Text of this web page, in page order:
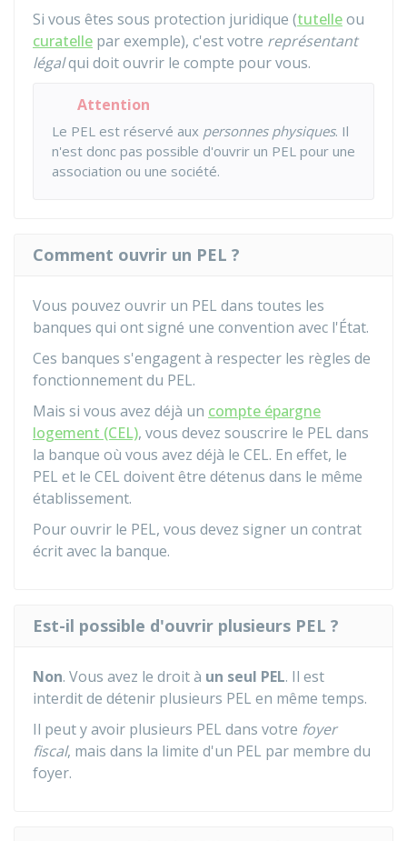
Si vous êtes sous protection juridique (tutelleou
curatelle par exemple), c'est votre représentant
légalqui doit ouvrir le compte pour vous.
Attention
Le PEL est réservé aux personnes physiques. Il
n'est donc pas possible d'ouvrir un PEL pour une
association ou une société.
Comment ouvrir un PEL ?
Vous pouvez ouvrir un PEL dans toutes les
banques qui ont signé une convention avec l'État.
Ces banques s'engagent à respecter les règles de
fonctionnement du PEL.
Mais si vous avez déjà un compte épargne
logement (CEL), vous devez souscrire le PEL dans
la banque où vous avez déjà le CEL. En effet, le
PEL et le CEL doivent être détenus dans le même
établissement.
Pour ouvrir le PEL, vous devez signer un contrat
écrit avec la banque.
Est-il possible d'ouvrir plusieurs PEL ?
Non. Vous avez le droit à un seul PEL. Il est
interdit de détenir plusieurs PEL en même temps.
Il peut y avoir plusieurs PEL dans votre foyer
fiscal, mais dans la limite d'un PEL par membre du
foyer.